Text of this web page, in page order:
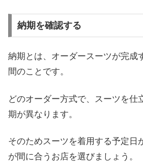
納期を確認する
納期とは、オーダースーツが完成
間のことです。
どのオーダー方式で、スーツを仕
期が異なります。
そのためスーツを着用する予定日
が間に合うお店を選びましょう。